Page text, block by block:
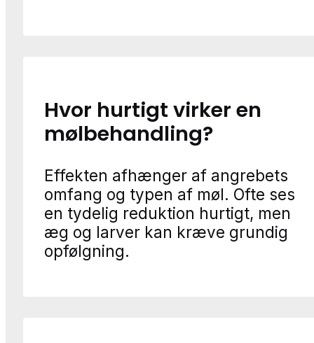
Hvor hurtigt virker en
mølbehandling?
Effekten afhænger af angrebets
omfang og typen af møl. Ofte ses
en tydelig reduktion hurtigt, men
æg og larver kan kræve grundig
opfølgning.